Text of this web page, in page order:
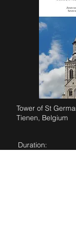
Tower of St
Tienen, Belgium
Duration: